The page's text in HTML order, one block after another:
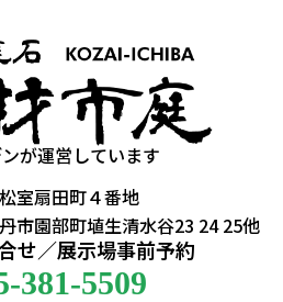
が運営しています
室扇田町４番地
市園部町埴生清水谷23 24 25他
せ／展示場事前予約
381-5509